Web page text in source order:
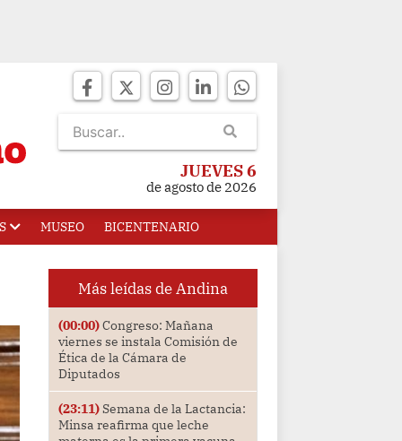
JUEVES 6
de agosto de 2026
MUSEO BICENTENARIO
Más leídas de Andina
(00:00)Congreso: Mañana
viernes se instala Comisión de
Ética de la Cámara de
Diputados
(23:11)Semana de la Lactancia:
Minsa reafirma que leche